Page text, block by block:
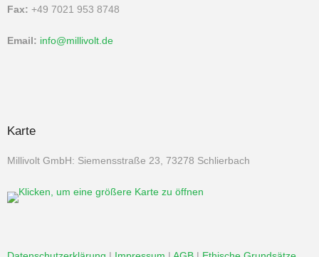
Fax: +49 7021 953 8748
Email: info@millivolt.de
Karte
Millivolt GmbH: Siemensstraße 23, 73278 Schlierbach